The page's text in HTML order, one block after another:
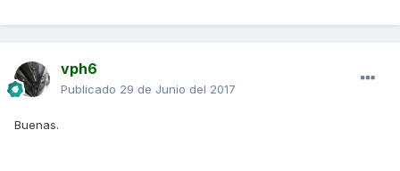
vph6
Publicado 29 de Junio del 2017
Buenas.